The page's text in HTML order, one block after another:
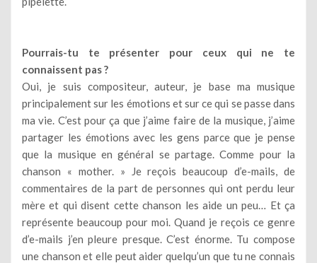
Pourrais-tu te présenter pour ceux qui ne te
connaissent pas ?
Oui, je suis compositeur, auteur, je base ma musique
principalement sur les émotions et sur ce qui se passe dans
ma vie. C’est pour ça que j’aime faire de la musique, j’aime
partager les émotions avec les gens parce que je pense
que la musique en général se partage. Comme pour la
chanson « mother. » Je reçois beaucoup d’e-mails, de
commentaires de la part de personnes qui ont perdu leur
mère et qui disent cette chanson les aide un peu… Et ça
représente beaucoup pour moi. Quand je reçois ce genre
d’e-mails j’en pleure presque. C’est énorme. Tu compose
une chanson et elle peut aider quelqu’un que tu ne connais